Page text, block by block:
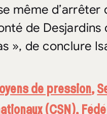
même d’arrêter
de
», de conclure
de pression,